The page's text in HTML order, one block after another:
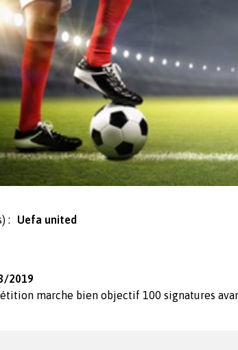
: Uefa united
2019
marche bien objectif 100 signatures